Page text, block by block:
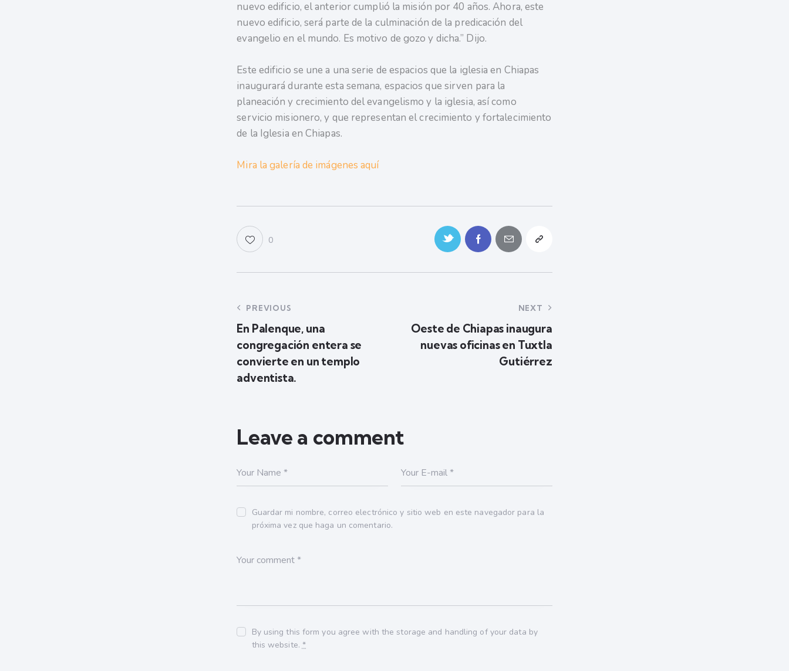
nuevo edificio, el anterior cumplió la misión por 40 años. Ahora, este
nuevo edificio, será parte de la culminación de la predicación del
evangelio en el mundo. Es motivo de gozo y dicha.” Dijo.
Este edificio se une a una serie de espacios que la iglesia en Chiapas
inaugurará durante esta semana, espacios que sirven para la
planeación y crecimiento del evangelismo y la iglesia, así como
servicio misionero, y que representan el crecimiento y fortalecimiento
de la Iglesia en Chiapas.
Mira la galería de imágenes aquí
0
PREVIOUS
En Palenque, una
congregación entera se
convierte en un templo
adventista.
NEXT
Oeste de Chiapas inaugura
nuevas oficinas en Tuxtla
Gutiérrez
Leave a comment
Guardar mi nombre, correo electrónico y sitio web en este navegador para la
próxima vez que haga un comentario.
By using this form you agree with the storage and handling of your data by
this website. *